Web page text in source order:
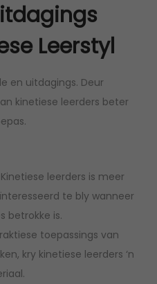
Leerstyl
en uitdagings. Deur
kinetiese leerders beter
Kinetiese leerders is meer
te bly wanneer
betrokke is.
toepassings van
kry kinetiese leerders ‘n